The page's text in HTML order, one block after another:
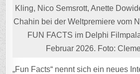
Kling, Nico Semsrott, Anette
Chahin bei der Weltpremiere vom
FUN FACTS im Delphi
Februar 2026. Foto:
„Fun Facts“ nennt sich ein neues